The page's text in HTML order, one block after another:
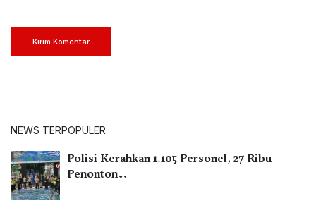
Kirim Komentar
NEWS TERPOPULER
Polisi Kerahkan 1.105 Personel, 27 Ribu
Penonton…